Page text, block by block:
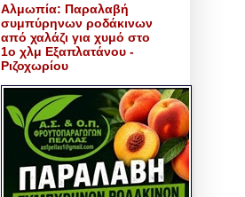
Αλμωπία: Παραλαβή
συμπύρηνων ροδάκινων
από χαλάζι για χυμό στο
1ο χλμ Εξαπλατάνου -
Ριζοχωρίου